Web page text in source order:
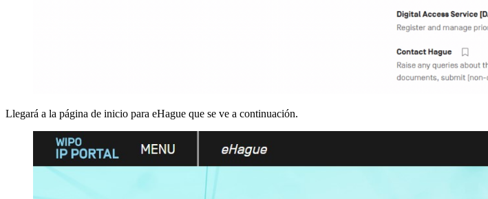
Llegará a la página de inicio para eHague que se ve a continuación.